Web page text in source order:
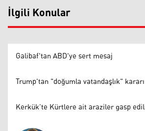
İlgili Konular
Galibaf'tan ABD'ye sert mesaj
Trump'tan "doğumla vatandaşlık" kararı
Kerkük’te Kürtlere ait araziler gasp